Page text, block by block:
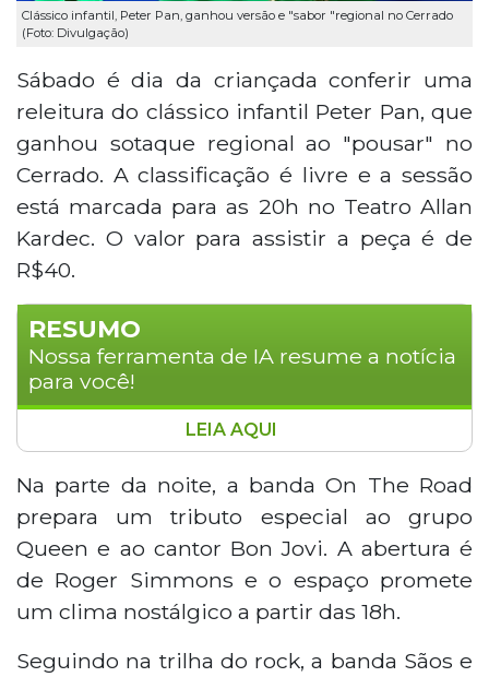
Clássico infantil, Peter Pan, ganhou versão e "sabor "regional no Cerrado
(Foto: Divulgação)
Sábado é dia da criançada conferir uma
releitura do clássico infantil Peter Pan, que
ganhou sotaque regional ao "pousar" no
Cerrado. A classificação é livre e a sessão
está marcada para as 20h no Teatro Allan
Kardec. O valor para assistir a peça é de
R$40.
RESUMO
Nossa ferramenta de IA resume a notícia
para você!
Campo Grande oferece uma
programação cultural diversificada neste
fim de semana. Destaque para a Ação
Recicle Arte Urbana, que promove a troca
de latas de spray vazias por brindes na
ONG Núcleo Humanitário da Vila Nhanhá,
e para a celebração dos 30 anos da
agenda inclui ainda apresentações
LEIA AQUI
Na parte da noite, a banda On The Road
prepara um tributo especial ao grupo
Queen e ao cantor Bon Jovi. A abertura é
de Roger Simmons e o espaço promete
um clima nostálgico a partir das 18h.
Seguindo na trilha do rock, a banda Sãos e